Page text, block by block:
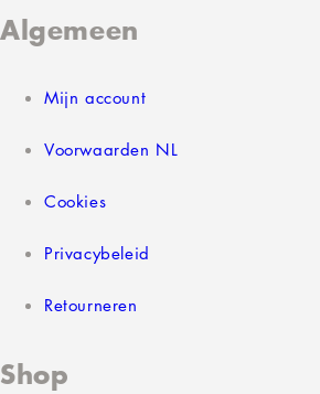
Algemeen
Mijn account
Voorwaarden NL
Cookies
Privacybeleid
Retourneren
Shop